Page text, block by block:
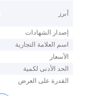
أبرز
إصدار الشهادات
اسم العلامة التجارية
الأسعار
الحد الأدنى لكمية
القدرة على العرض